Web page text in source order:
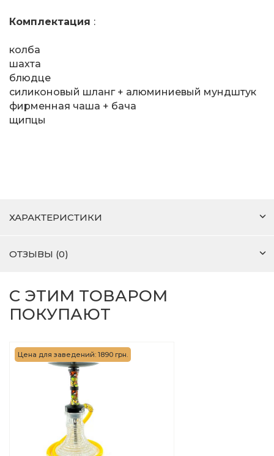
Комплектация :
колба
шахта
блюдце
силиконовый шланг + алюминиевый мундштук
фирменная чаша + бача
щипцы
ХАРАКТЕРИСТИКИ
ОТЗЫВЫ (0)
С ЭТИМ ТОВАРОМ
ПОКУПАЮТ
Цена для заведений: 1890 грн.